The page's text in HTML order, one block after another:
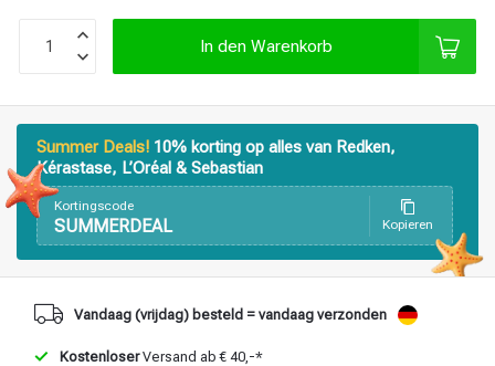
Stylingprodukte
In den Warenkorb
Summer Deals! 10% korting op alles van Redken,
Kérastase, L’Oréal & Sebastian
Kortingscode
SUMMERDEAL Kopieren
Vandaag (vrijdag) besteld = vandaag verzonden
KostenloserVersand ab € 40,-*